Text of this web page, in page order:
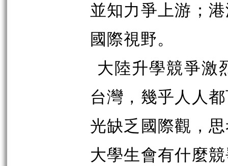
並知力爭上游；
國際視野。
大陸升學競爭激
台灣，幾乎人人
光缺乏國際觀，
大學生會有什麼